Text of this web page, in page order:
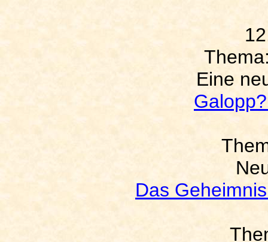
Eine
Das